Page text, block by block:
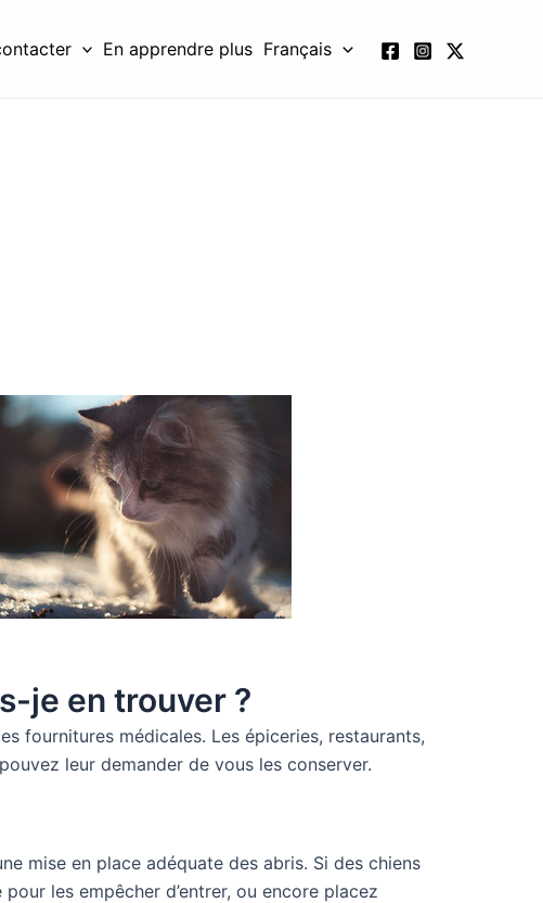
En apprendre plus Français
je en trouver ?
fournitures médicales. Les épiceries, restaurants,
leur demander de vous les conserver.
mise en place adéquate des abris. Si des chiens
les empêcher d’entrer, ou encore placez